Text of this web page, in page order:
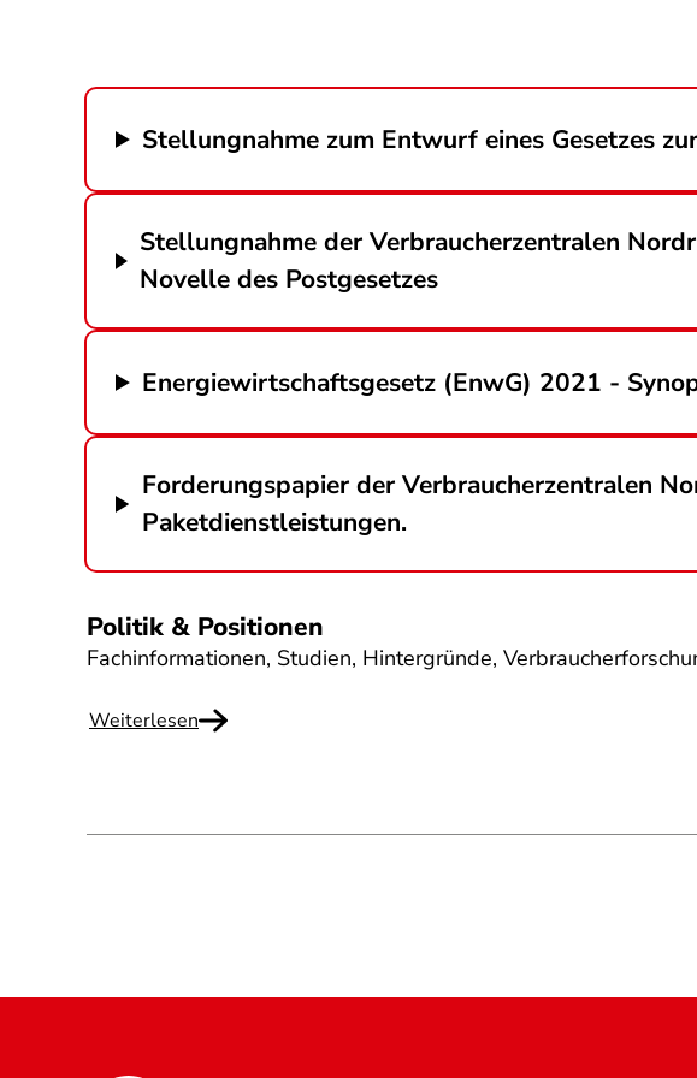
Stellungnahme zum Entwurf eines Gesetzes
Stellungnahme der Verbraucherzentralen
Novelle des Postgesetzes
Energiewirtschaftsgesetz (EnwG) 2021 -
Forderungspapier der Verbraucherzentralen
Paketdienstleistungen.
Politik & Positionen
Fachinformationen, Studien, Hintergründe,
Weiterlesen